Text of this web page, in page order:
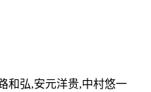
和弘,安元洋贵,中村悠一